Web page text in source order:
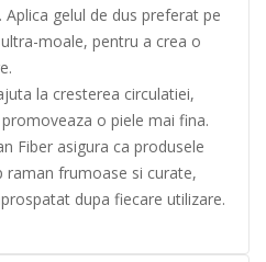
gelul de dus preferat pe
moale, pentru a crea o
la cresterea circulatiei,
o piele mai fina.
Fiber asigura ca produsele
raman frumoase si curate,
dupa fiecare utilizare.